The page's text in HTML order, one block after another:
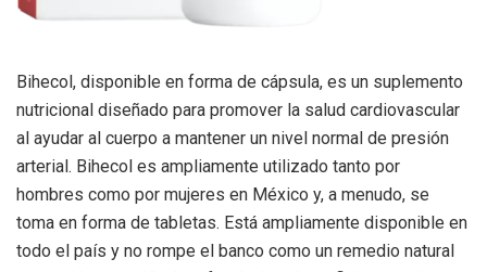
Bihecol, disponible en forma de cápsula, es un suplemento
nutricional diseñado para promover la salud cardiovascular
al ayudar al cuerpo a mantener un nivel normal de presión
arterial. Bihecol es ampliamente utilizado tanto por
hombres como por mujeres en México y, a menudo, se
toma en forma de tabletas. Está ampliamente disponible en
todo el país y no rompe el banco como un remedio natural